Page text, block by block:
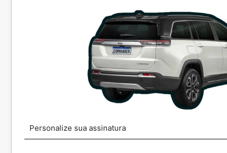
Personalize sua assinatura